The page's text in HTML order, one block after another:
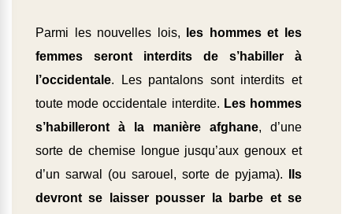
Parmi les nouvelles lois, les hommes et les
femmes seront interdits de s’habiller à
l’occidentale. Les pantalons sont interdits et
toute mode occidentale interdite. Les hommes
s’habilleront à la manière afghane, d’une
sorte de chemise longue jusqu’aux genoux et
d’un sarwal (ou sarouel, sorte de pyjama).
Ils
devront se laisser pousser la barbe et se